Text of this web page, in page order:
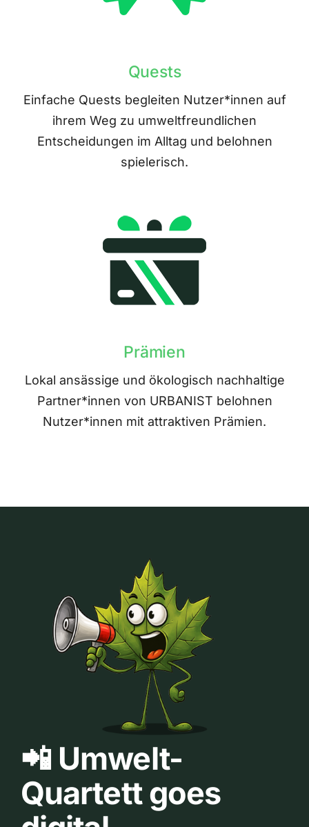
Quests
Einfache Quests begleiten Nutzer*innen auf
ihrem Weg zu umweltfreundlichen
Entscheidungen im Alltag und belohnen
spielerisch.
Prämien
Lokal ansässige und ökologisch nachhaltige
Partner*innen von URBANIST belohnen
Nutzer*innen mit attraktiven Prämien.
📲 Umwelt-
Quartett goes